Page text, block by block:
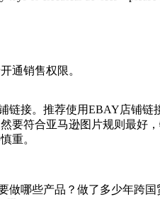
通销售权限。
接。推荐使用EBAY店铺
要符合亚马逊图片规则最
重。
哪些产品？做了多少年跨